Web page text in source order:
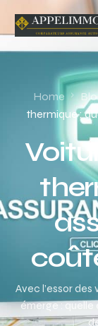
Home
thermique :
Avec l’essor
émerge : quelle